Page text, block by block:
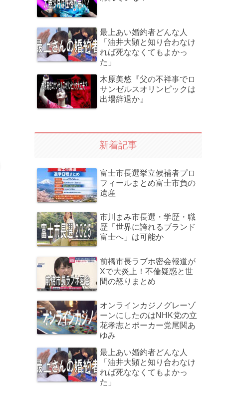
最上あい婚約者どんな人
「油井大顕と知り合わなけ
れば死ななくてもよかっ
た」
木原美悠『父の不祥事でロ
サンゼルスオリンピックは
出場辞退か』
新着記事
富士市長選挙立候補者プロ
フィールまとめ富士市負の
遺産
市川まみ市長選・学歴・職
歴「世界に誇れるブランド
富士へ」は可能か
前橋市長ラブホ密会報道が
Xで大炎上！不倫疑惑と世
間の怒りまとめ
オンラインカジノグレーゾ
ーンにしたのはNHK党の立
花孝志とポーカー党尾関あ
ゆみ
最上あい婚約者どんな人
「油井大顕と知り合わなけ
れば死ななくてもよかっ
た」